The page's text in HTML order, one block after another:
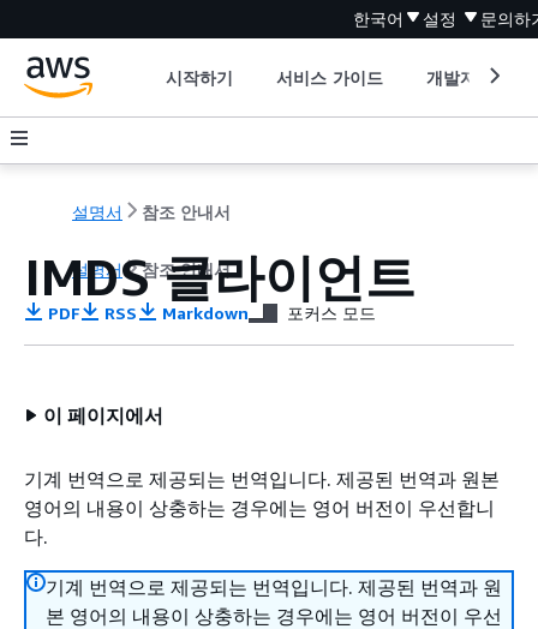
한국어 설정 문의하
시작하기 서비스 가이드 개발자 도구
설명서 참조 안내서
설명서 참조 안내서
IMDS 클라이언트
PDF RSS Markdown 포커스 모드
이 페이지에서
기계 번역으로 제공되는 번역입니다. 제공된 번역과 원본
영어의 내용이 상충하는 경우에는 영어 버전이 우선합니
다.
기계 번역으로 제공되는 번역입니다. 제공된 번역과 원
본 영어의 내용이 상충하는 경우에는 영어 버전이 우선